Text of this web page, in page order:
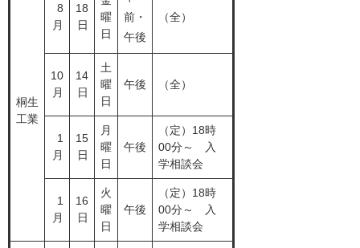
桐生
工業
8
月
18
日
曜
日
前・
午後
（全）
10
月
14
日
土
曜
日
午後 （全）
1
月
15
日
月
曜
日
午後
（定）18時
00分～ 入
学相談会
1
月
16
日
火
曜
日
午後
（定）18時
00分～ 入
学相談会